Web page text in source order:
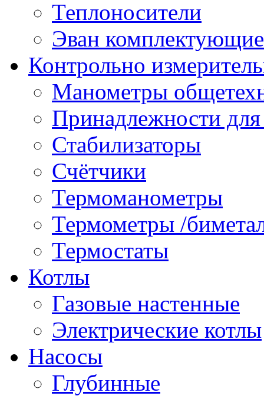
Теплоносители
Эван комплектующие
Контрольно
Манометры
Принадлежности
Стабилизаторы
Счётчики
Термоманометры
Термометры /
Термостаты
Котлы
Газовые настенные
Электрические котлы
Насосы
Глубинные